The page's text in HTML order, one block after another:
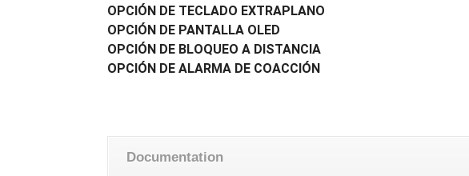
OPCIÓN DE TECLADO EXTRAPLANO
OPCIÓN DE PANTALLA OLED
OPCIÓN DE BLOQUEO A DISTANCIA
OPCIÓN DE ALARMA DE COACCIÓN
Documentation